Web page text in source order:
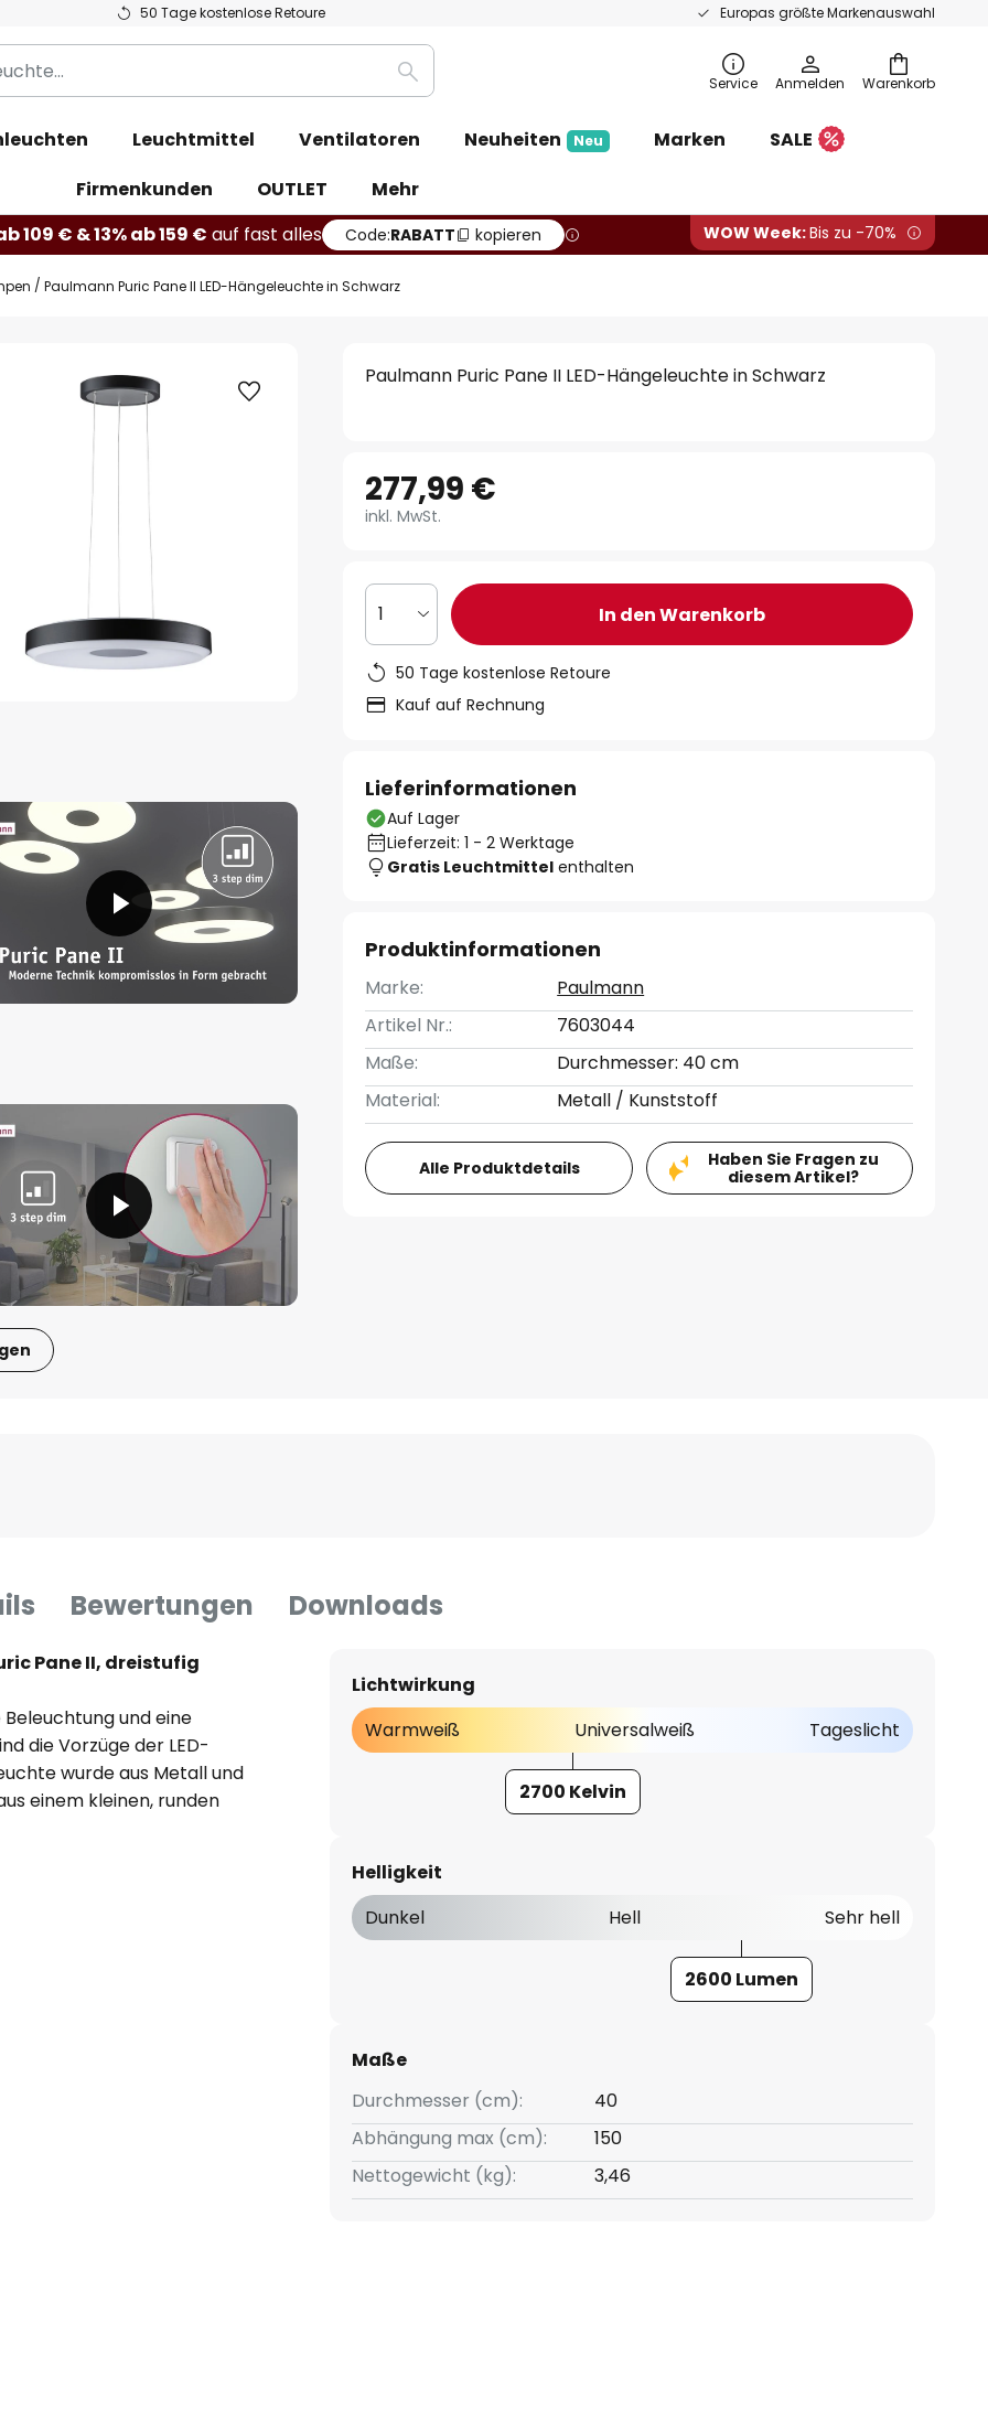
50 Tage kostenlose Retoure Europas größte Markenauswahl
Warenkorb
Suche Service Anmelden
Leuchtmittel Ventilatoren Neuheiten Neu Marken
SALE
Firmenkunden
OUTLET
Mehr
109 € & 13% ab 159 € auf fast alles Code:RABATT kopieren WOW Week:Bis zu -70%
Paulmann Puric Pane II LED-Hängeleuchte in Schwarz
Paulmann Puric Pane II LED-Hängeleuchte in Schwarz
277,99 €
inkl. MwSt.
1 In den Warenkorb
50 Tage kostenlose Retoure
Kauf auf Rechnung
Lieferinformationen
Auf Lager
Lieferzeit: 1 - 2 Werktage
Gratis Leuchtmittel enthalten
Produktinformationen
Marke:
Paulmann
Artikel Nr.:
7603044
Maße:
Durchmesser: 40 cm
Material:
Metall / Kunststoff
Alle Produktdetails
Haben Sie Fragen zu
diesem Artikel?
Bewertungen Downloads
Pane II, dreistufig
und eine
die Vorzüge der LED-
wurde aus Metall und
einem kleinen, runden
Lampenschirm an drei
die warmweißen LEDs
den modernen Look
sich die Dimmfunktion
Betätigung des
drei Helligkeitsstufen
Lichtwirkung
Warmweiß
Universalweiß Tageslicht
2700 Kelvin
Helligkeit
Dunkel
Hell Sehr hell
2600 Lumen
Maße
Durchmesser (cm):
40
Abhängung max (cm):
150
Nettogewicht (kg):
3,46